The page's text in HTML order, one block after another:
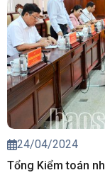
24/04/2024
Tổng Kiểm toán